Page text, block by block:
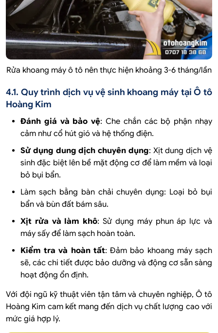
Rửa khoang máy ô tô nên thực hiện khoảng 3-6 tháng/lần
4.1. Quy trình dịch vụ vệ sinh khoang máy tại Ô tô
Hoàng Kim
Đánh giá và bảo vệ: Che chắn các bộ phận nhạy
cảm như cổ hút gió và hệ thống điện.
Sử dụng dung dịch chuyên dụng: Xịt dung dịch vệ
sinh đặc biệt lên bề mặt động cơ để làm mềm và loại
bỏ bụi bẩn.
Làm sạch bằng bàn chải chuyên dụng: Loại bỏ bụi
bẩn và bùn đất bám sâu.
Xịt rửa và làm khô: Sử dụng máy phun áp lực và
máy sấy để làm sạch hoàn toàn.
Kiểm tra và hoàn tất: Đảm bảo khoang máy sạch
sẽ, các chi tiết được bảo dưỡng và động cơ sẵn sàng
hoạt động ổn định.
Với đội ngũ kỹ thuật viên tận tâm và chuyên nghiệp, Ô tô
Hoàng Kim cam kết mang đến dịch vụ chất lượng cao với
mức giá hợp lý.